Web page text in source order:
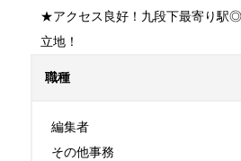
★アクセス良好！九段下最寄り駅
立地！
職種
編集者
その他事務